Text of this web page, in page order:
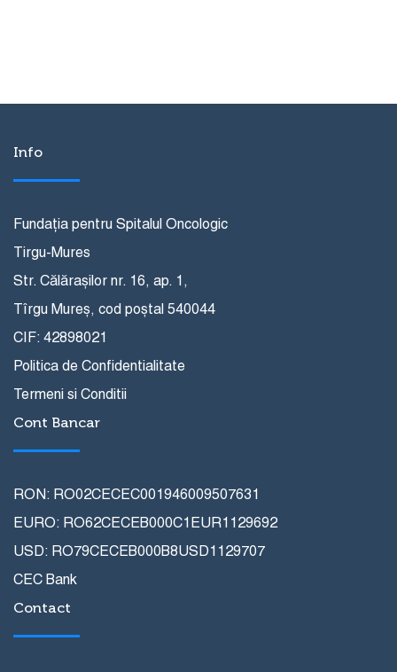
Info
Fundația pentru Spitalul Oncologic
Tirgu-Mures
Str. Călărașilor nr. 16, ap. 1,
Tîrgu Mureș, cod poștal 540044
CIF: 42898021
Politica de Confidentialitate
Termeni si Conditii
Cont Bancar
RON: RO02CECEC001946009507631
EURO: RO62CECEB000C1EUR1129692
USD: RO79CECEB000B8USD1129707
CEC Bank
Contact